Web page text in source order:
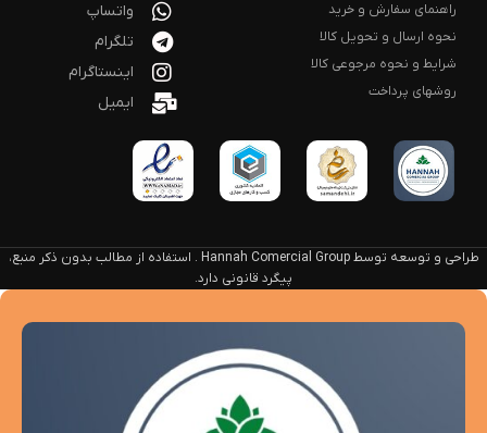
راهنمای سفارش و خرید
نحوه ارسال و تحویل کالا
شرایط و نحوه مرجوعی کالا
روشهای پرداخت
واتساپ
تلگرام
اینستاگرام
ایمیل
طراحی و توسعه توسط Hannah Comercial Group . استفاده از مطالب بدون ذکر منبع،
پیگرد قانونی دارد.